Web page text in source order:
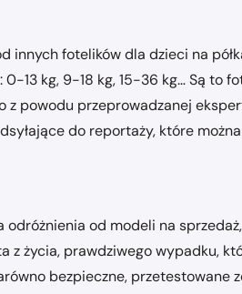
innych fotelików dla dzieci na
13 kg, 9-18 kg, 15-36 kg… Są to
z powodu przeprowadzanej
do reportaży, które
od modeli na
życia, prawdziwego wypadku,
bezpieczne,